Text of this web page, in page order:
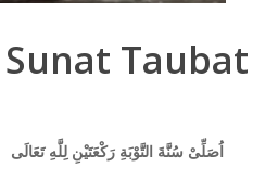
Taubat
اُصَلِّىْ سُنَّةَ التَّوْبَةِ رَكْعَتَيْنِ لِلَّهِ تَعَالَى